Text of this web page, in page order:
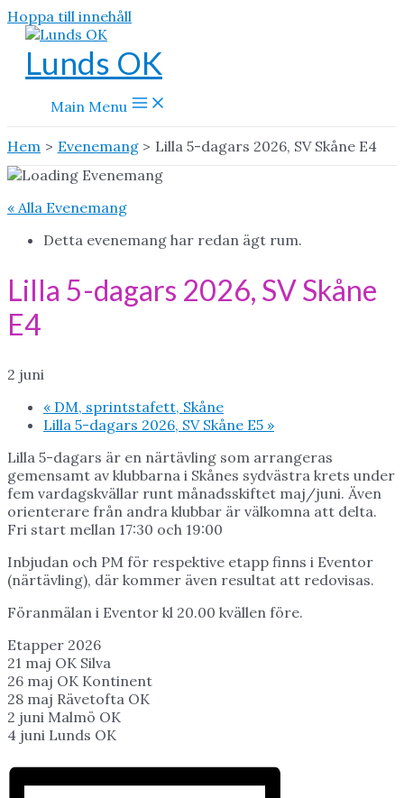
Hoppa till innehåll
Lunds OK
Main Menu
Hem Evenemang Lilla 5-dagars 2026, SV Skåne E4
« Alla Evenemang
Detta evenemang har redan ägt rum.
Lilla 5-dagars 2026, SV Skåne
E4
2 juni
« DM, sprintstafett, Skåne
Lilla 5-dagars 2026, SV Skåne E5 »
Lilla 5-dagars är en närtävling som arrangeras
gemensamt av klubbarna i Skånes sydvästra krets under
fem vardagskvällar runt månadsskiftet maj/juni. Även
orienterare från andra klubbar är välkomna att delta.
Fri start mellan 17:30 och 19:00
Inbjudan och PM för respektive etapp finns i Eventor
(närtävling), där kommer även resultat att redovisas.
Föranmälan i Eventor kl 20.00 kvällen före.
Etapper 2026
21 maj OK Silva
26 maj OK Kontinent
28 maj Rävetofta OK
2 juni Malmö OK
4 juni Lunds OK